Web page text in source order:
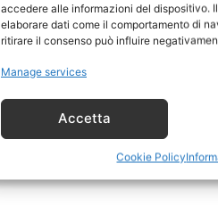
accedere alle informazioni del dispositivo.
elaborare dati come il comportamento di
ritirare il consenso può influire
Manage services
Accetta
Cookie Policy